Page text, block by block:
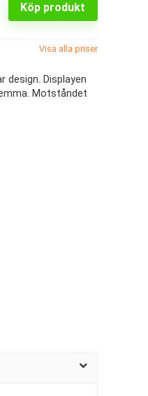
Köp produkt
Visa alla priser
Displayen
Motståndet